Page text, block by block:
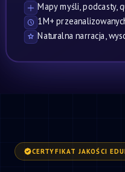
Mapy myśli, podcasty,
1M+
Naturalna narracja,
CERTYFIKAT JAKOŚCI